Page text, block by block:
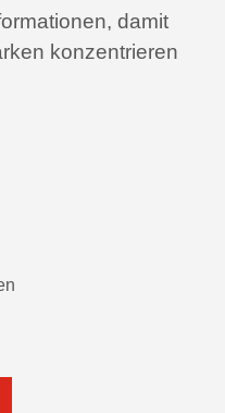
damit
konzentrieren